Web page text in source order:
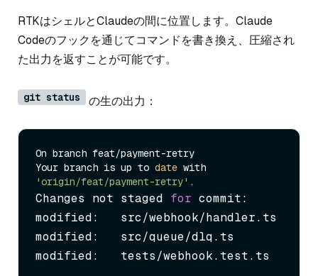
RTKはシェルとClaudeの間に位置します。Claude
Codeのフックを通じてコマンドを書き換え、圧縮され
た出力を返すことが可能です。
git status の生の出力：
On branch feat/payment-retry
Your branch is up to date
'origin/feat/payment-retry'
Changes not staged for commit:
modified:   src/webhook/handler.ts
modified:   src/queue/dlq.ts
modified:   tests/webhook.test.ts